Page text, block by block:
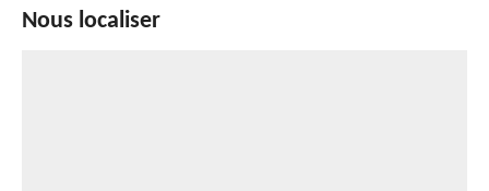
Nous localiser